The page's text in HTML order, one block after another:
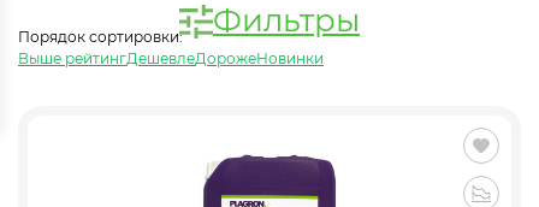
Фильтры
Порядок сортировки:
Выше рейтингДешевлеДорожеНовинки